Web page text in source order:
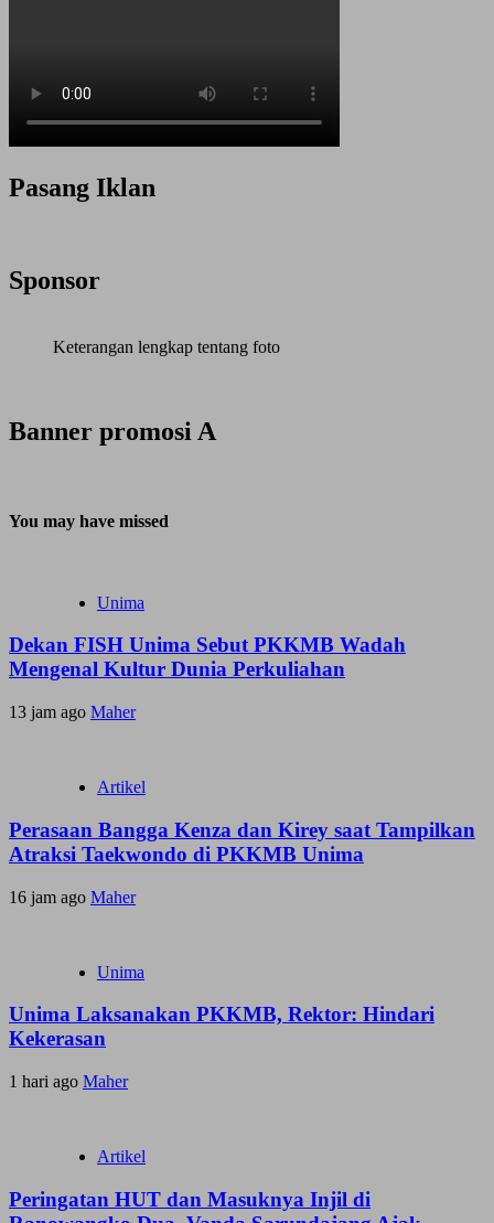
Pasang Iklan
Sponsor
Keterangan lengkap tentang foto
Banner promosi A
You may have missed
Unima
Dekan FISH Unima Sebut PKKMB Wadah
Mengenal Kultur Dunia Perkuliahan
13 jam ago Maher
Artikel
Perasaan Bangga Kenza dan Kirey saat Tampilkan
Atraksi Taekwondo di PKKMB Unima
16 jam ago Maher
Unima
Unima Laksanakan PKKMB, Rektor: Hindari
Kekerasan
1 hari ago Maher
Artikel
Peringatan HUT dan Masuknya Injil di